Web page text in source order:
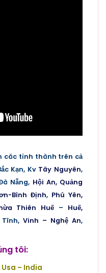
các tỉnh thành trên cả
Kạn, Kv Tây Nguyên,
Nẵng, Hội An, Quảng
-Bình Định, Phú Yên,
Thiên Huế – Huế,
Vinh – Nghệ An,
tôi:
– India